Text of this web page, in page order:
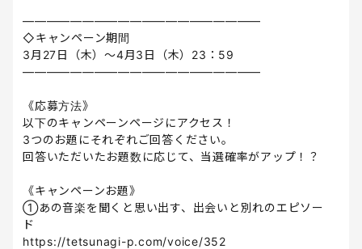
————————————————————
◇キャンペーン期間
3月27日（木）～4月3日（木）23：59
————————————————————
《応募方法》
以下のキャンペーンページにアクセス！
3つのお題にそれぞれご回答ください。
回答いただいたお題数に応じて、当選確率がアップ！？
《キャンペーンお題》
①あの音楽を聞くと思い出す、出会いと別れのエピソー
ド
https://tetsunagi-p.com/voice/352